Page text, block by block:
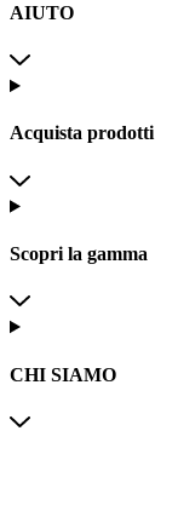
AIUTO
Acquista prodotti
Scopri la gamma
CHI SIAMO